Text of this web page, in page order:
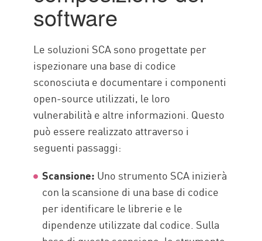
software
Le soluzioni SCA sono progettate per
ispezionare una base di codice
sconosciuta e documentare i componenti
open-source utilizzati, le loro
vulnerabilità e altre informazioni. Questo
può essere realizzato attraverso i
seguenti passaggi:
Scansione: Uno strumento SCA inizierà
con la scansione di una base di codice
per identificare le librerie e le
dipendenze utilizzate dal codice. Sulla